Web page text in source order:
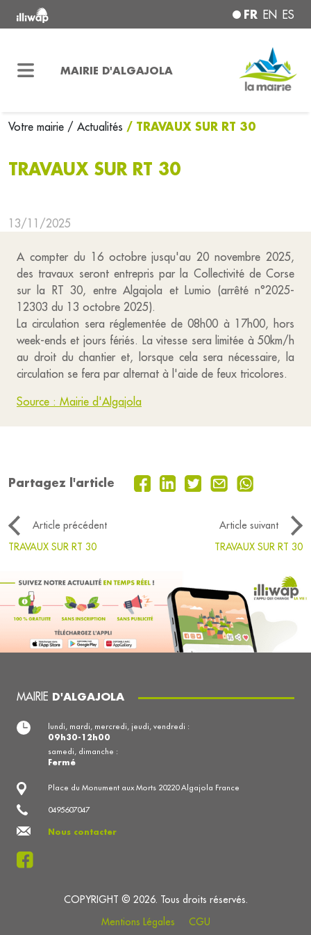
FR EN ES
MAIRIE D'ALGAJOLA
Votre mairie / Actualités / TRAVAUX SUR RT 30
TRAVAUX SUR RT 30
13/11/2025
A compter du 16 octobre jusqu'au 20 novembre 2025,
des travaux seront entrepris par la Collectivité de Corse
sur la RT 30, entre Algajola et Lumio (arrêté n°2025-
12303 du 13 octobre 2025).
La circulation sera réglementée de 08h00 à 17h00, hors
week-ends et jours fériés. La vitesse sera limitée à 50km/h
au droit du chantier et, lorsque cela sera nécessaire, la
circulation se fera par alternat à l'aide de feux tricolores.
Source : Mairie d'Algajola
Partagez l'article
Article précédent
Article suivant
TRAVAUX SUR RT 30
TRAVAUX SUR RT 30
MAIRIE D'ALGAJOLA
Place du Monument aux Morts 20220 Algajola France
0495607047
Nous contacter
lundi, mardi, mercredi, jeudi, vendredi :
09h30-12h00
samedi, dimanche :
Fermé
COPYRIGHT © 2026. Tous droits réservés.
Mentions Légales
CGU